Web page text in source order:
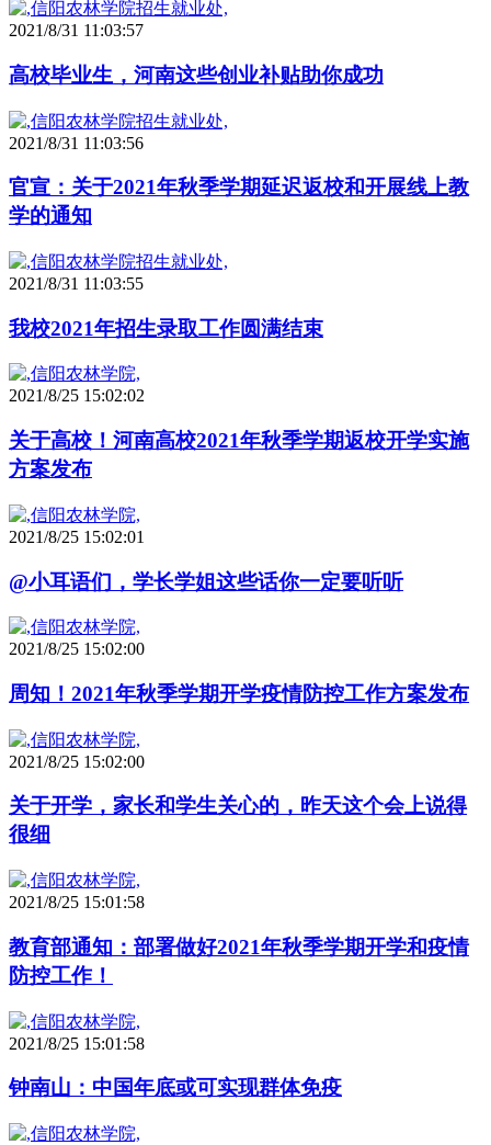
2021/8/31 11:03:57
高校毕业生，河南这些创业补贴助你成功
2021/8/31 11:03:56
官宣：关于2021年秋季学期延迟返校和开展线上教
学的通知
2021/8/31 11:03:55
我校2021年招生录取工作圆满结束
2021/8/25 15:02:02
关于高校！河南高校2021年秋季学期返校开学实施
方案发布
2021/8/25 15:02:01
@小耳语们，学长学姐这些话你一定要听听
2021/8/25 15:02:00
周知！2021年秋季学期开学疫情防控工作方案发布
2021/8/25 15:02:00
关于开学，家长和学生关心的，昨天这个会上说得
很细
2021/8/25 15:01:58
教育部通知：部署做好2021年秋季学期开学和疫情
防控工作！
2021/8/25 15:01:58
钟南山：中国年底或可实现群体免疫